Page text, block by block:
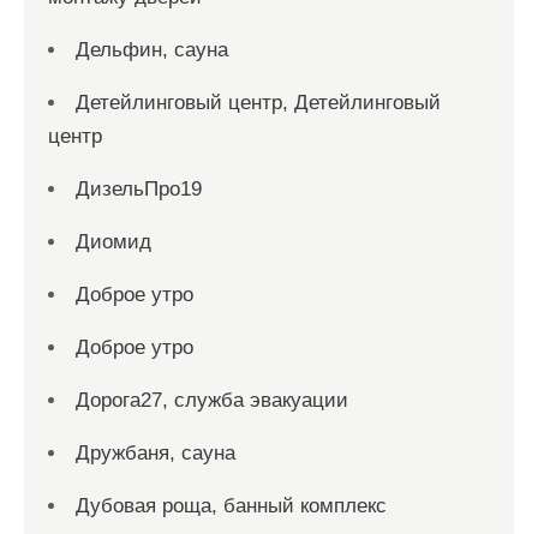
Дельфин, сауна
Детейлинговый центр, Детейлинговый
центр
ДизельПро19
Диомид
Доброе утро
Доброе утро
Дорога27, служба эвакуации
Дружбаня, сауна
Дубовая роща, банный комплекс